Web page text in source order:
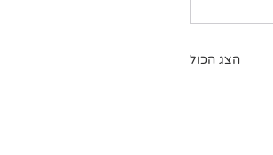
הצג הכול